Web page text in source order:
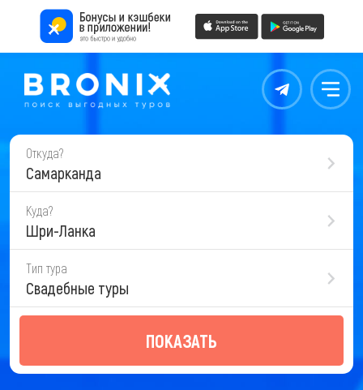
Контакты Меню
Откуда?
Самарканда
Куда?
Шри-Ланка
Тип тура
Свадебные туры
ПОКАЗАТЬ